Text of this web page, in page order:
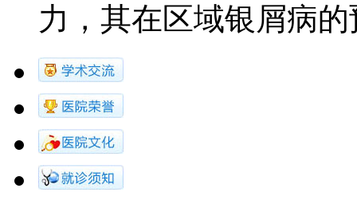
力，其在区域银屑病的